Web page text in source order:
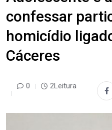
confessar
homicídio
Cáceres
0 2Leitura